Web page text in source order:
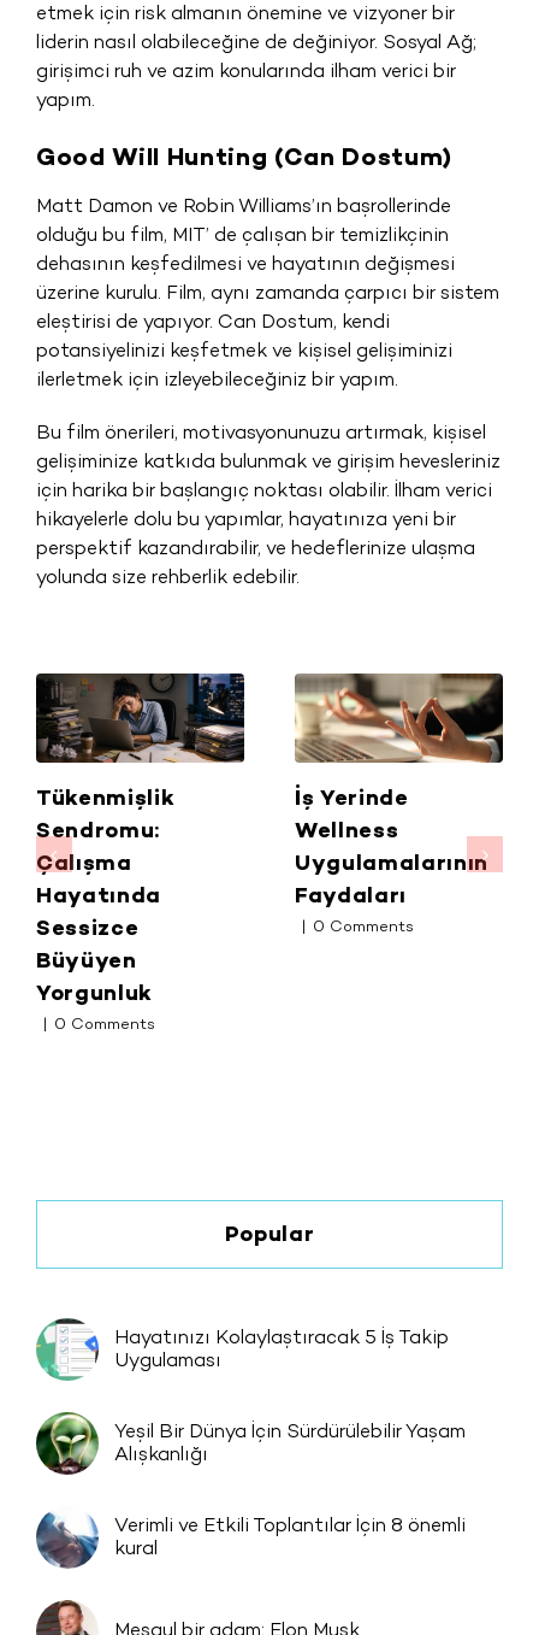
etmek için risk almanın önemine ve vizyoner bir
liderin nasıl olabileceğine de değiniyor. Sosyal Ağ;
girişimci ruh ve azim konularında ilham verici bir
yapım.
Good Will Hunting (Can Dostum)
Matt Damon ve Robin Williams’ın başrollerinde
olduğu bu film, MIT’ de çalışan bir temizlikçinin
dehasının keşfedilmesi ve hayatının değişmesi
üzerine kurulu. Film, aynı zamanda çarpıcı bir sistem
eleştirisi de yapıyor. Can Dostum, kendi
potansiyelinizi keşfetmek ve kişisel gelişiminizi
ilerletmek için izleyebileceğiniz bir yapım.
Bu film önerileri, motivasyonunuzu artırmak, kişisel
gelişiminize katkıda bulunmak ve girişim hevesleriniz
için harika bir başlangıç noktası olabilir. İlham verici
hikayelerle dolu bu yapımlar, hayatınıza yeni bir
perspektif kazandırabilir, ve hedeflerinize ulaşma
yolunda size rehberlik edebilir.
Tükenmişlik
Sendromu:
Çalışma
Hayatında
Sessizce
Büyüyen
Yorgunluk
| 0 Comments
İş Yerinde
Wellness
Uygulamalarının
Faydaları
| 0 Comments
Popular
Hayatınızı Kolaylaştıracak 5 İş Takip
Uygulaması
Yeşil Bir Dünya İçin Sürdürülebilir Yaşam
Alışkanlığı
Verimli ve Etkili Toplantılar İçin 8 önemli
kural
Meşgul bir adam: Elon Musk